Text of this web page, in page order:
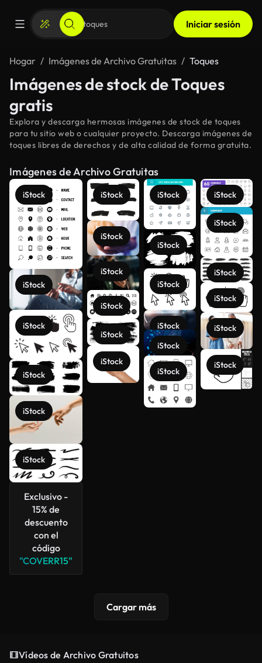
Iniciar sesión
Hogar Imágenes de Archivo Gratuitas Toques
Imágenes de stock de Toques
gratis
Explora y descarga hermosas imágenes de stock de toques
para tu sitio web o cualquier proyecto. Descarga imágenes de
toques libres de derechos y de alta calidad de forma gratuita.
Imágenes de Archivo Gratuitas
iStock
iStock
iStock
iStock
iStock
iStock
Exclusivo -
15% de
descuento
con el
código
"COVERR15"
iStock
iStock
iStock
iStock
iStock
iStock
iStock
iStock
iStock
iStock
iStock
iStock
iStock
iStock
iStock
iStock
iStock
iStock
Cargar más
Vídeos de Archivo Gratuitos